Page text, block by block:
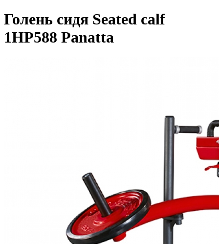
Голень сидя Seated calf
1HP588 Panatta